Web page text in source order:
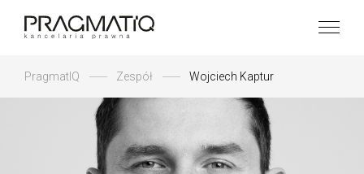
PragmatIQ Zespół Wojciech Kaptur